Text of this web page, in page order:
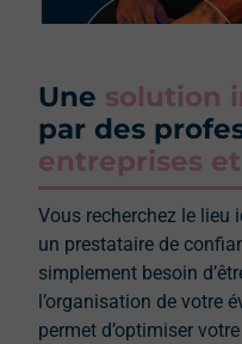
Une solution
par des
entreprises
Vous recherchez le
un prestataire de
simplement besoin
l’organisation de votre
permet d’optimiser